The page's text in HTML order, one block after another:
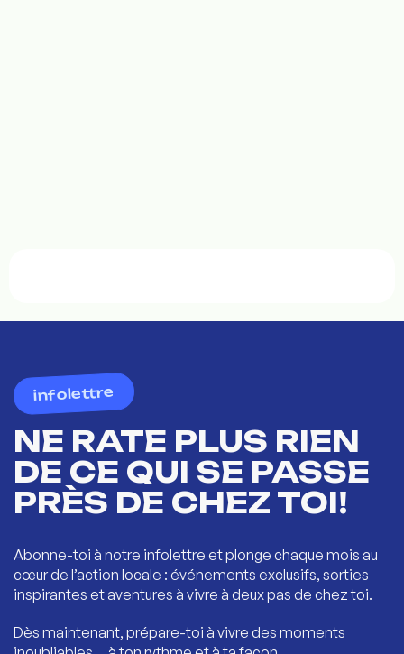
infolettre
NE RATE PLUS RIEN
DE CE QUI SE PASSE
PRÈS DE CHEZ TOI!
Abonne-toi à notre infolettre et plonge chaque mois au
cœur de l’action locale : événements exclusifs, sorties
inspirantes et aventures à vivre à deux pas de chez toi.
Dès maintenant, prépare-toi à vivre des moments